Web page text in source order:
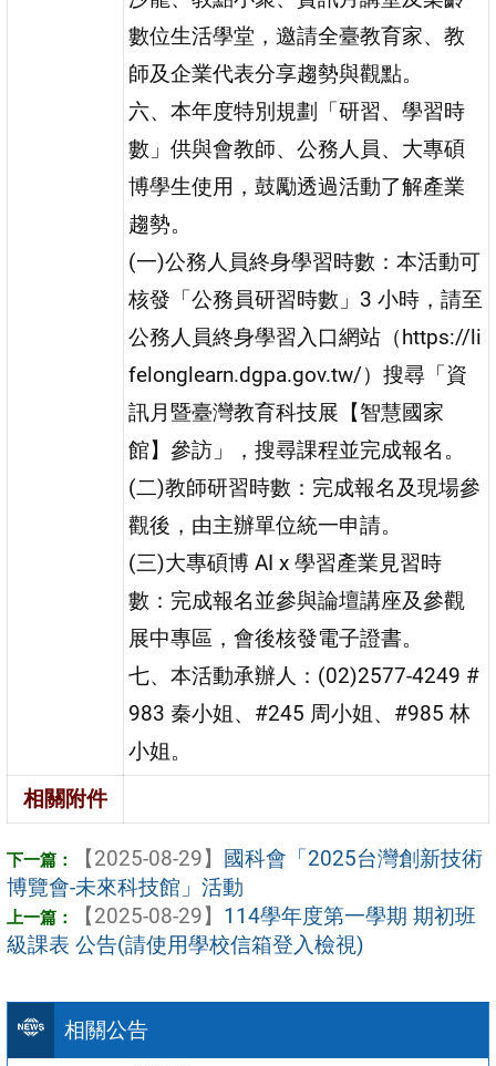
相關公告
數位生活學堂，邀請全臺教育家、教
師及企業代表分享趨勢與觀點。
六、本年度特別規劃「研習、學習時
數」供與會教師、公務人員、大專碩
博學生使用，鼓勵透過活動了解產業
趨勢。
(一)公務人員終身學習時數：本活動可
核發「公務員研習時數」3 小時，請至
公務人員終身學習入口網站（https://li
felonglearn.dgpa.gov.tw/）搜尋「資
訊月暨臺灣教育科技展【智慧國家
館】參訪」，搜尋課程並完成報名。
(二)教師研習時數：完成報名及現場參
觀後，由主辦單位統一申請。
(三)大專碩博 AI x 學習產業見習時
數：完成報名並參與論壇講座及參觀
展中專區，會後核發電子證書。
七、本活動承辦人：(02)2577-4249 #
983 秦小姐、#245 周小姐、#985 林
小姐。
相關附件
【2025-08-29】 國科會「2025台灣創新技術
博覽會-未來科技館」活動
【2025-08-29】 114學年度第一學期 期初班
級課表 公告(請使用學校信箱登入檢視)